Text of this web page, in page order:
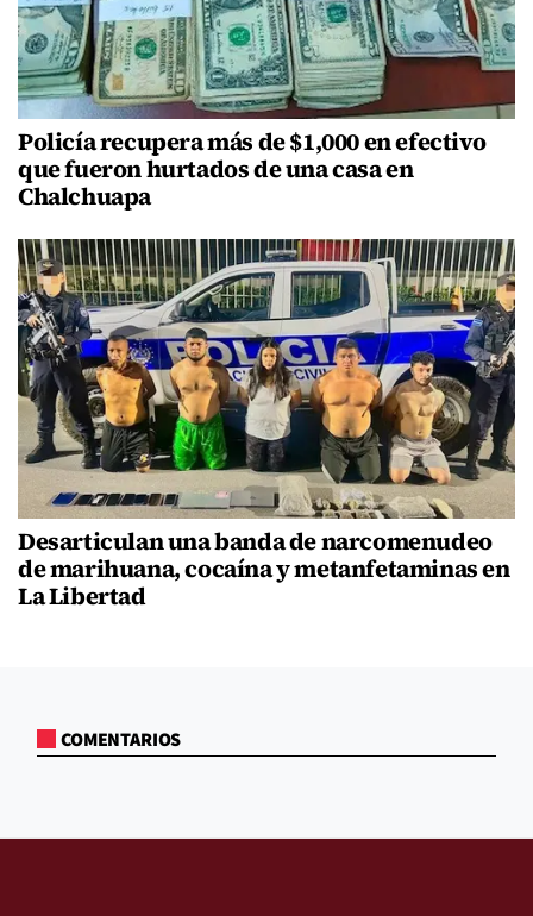
Policía recupera más de $1,000 en efectivo
que fueron hurtados de una casa en
Chalchuapa
Desarticulan una banda de narcomenudeo
de marihuana, cocaína y metanfetaminas en
La Libertad
COMENTARIOS